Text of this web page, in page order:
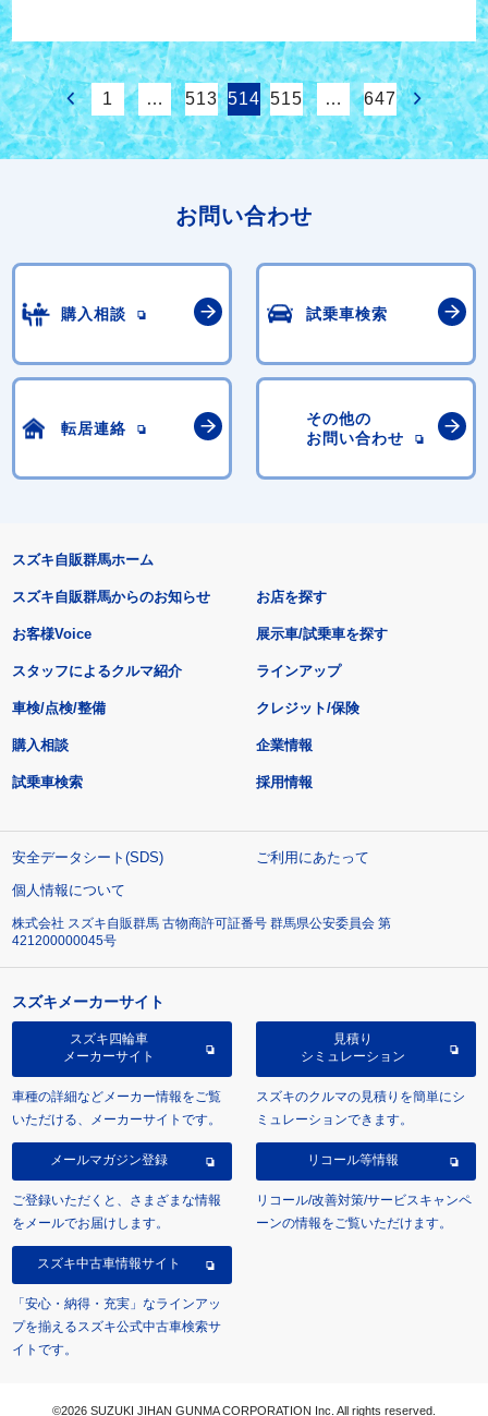
1 … 513 514 515 … 647
お問い合わせ
購入相談 試乗車検索
転居連絡
その他の
お問い合わせ
スズキ自販群馬ホーム
スズキ自販群馬からのお知らせ
お客様Voice
スタッフによるクルマ紹介
お店を探す
展示車/試乗車を探す
ラインアップ
車検/点検/整備 クレジット/保険
購入相談
試乗車検索
企業情報
採用情報
安全データシート(SDS)
ご利用にあたって
個人情報について
株式会社 スズキ自販群馬 古物商許可証番号 群馬県公安委員会 第
421200000045号
スズキメーカーサイト
スズキ四輪車
メーカーサイト
車種の詳細などメーカー情報をご覧
いただける、メーカーサイトです。
見積り
シミュレーション
スズキのクルマの見積りを簡単にシ
ミュレーションできます。
メールマガジン登録
ご登録いただくと、さまざまな情報
をメールでお届けします。
リコール等情報
リコール/改善対策/サービスキャンペ
ーンの情報をご覧いただけます。
スズキ中古車情報サイト
「安心・納得・充実」なラインアッ
プを揃えるスズキ公式中古車検索サ
イトです。
©2026 SUZUKI JIHAN GUNMA CORPORATION Inc. All rights reserved.